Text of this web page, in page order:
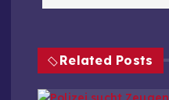
a
g
Related Posts